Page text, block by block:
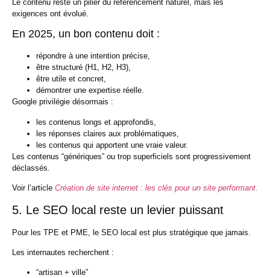
Le contenu reste un pilier du référencement naturel, mais les
exigences ont évolué.
En 2025, un bon contenu doit :
répondre à une intention précise,
être structuré (H1, H2, H3),
être utile et concret,
démontrer une expertise réelle.
Google privilégie désormais :
les contenus longs et approfondis,
les réponses claires aux problématiques,
les contenus qui apportent une vraie valeur.
Les contenus “génériques” ou trop superficiels sont progressivement
déclassés.
Voir l’article Création de site internet : les clés pour un site performant.
5. Le SEO local reste un levier puissant
Pour les TPE et PME, le SEO local est plus stratégique que jamais.
Les internautes recherchent :
“artisan + ville”